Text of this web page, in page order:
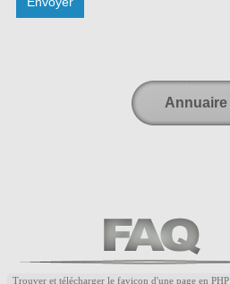
Annuaire
Trouver et télécharger le favicon d'une page en PHP